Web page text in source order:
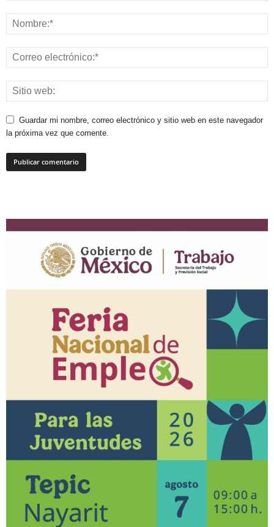
Guardar mi nombre, correo electrónico y sitio web en este navegador
la próxima vez que comente.